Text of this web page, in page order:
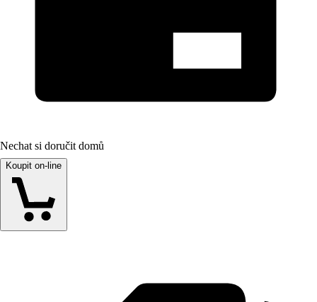
Nechat si doručit domů
Koupit on-line